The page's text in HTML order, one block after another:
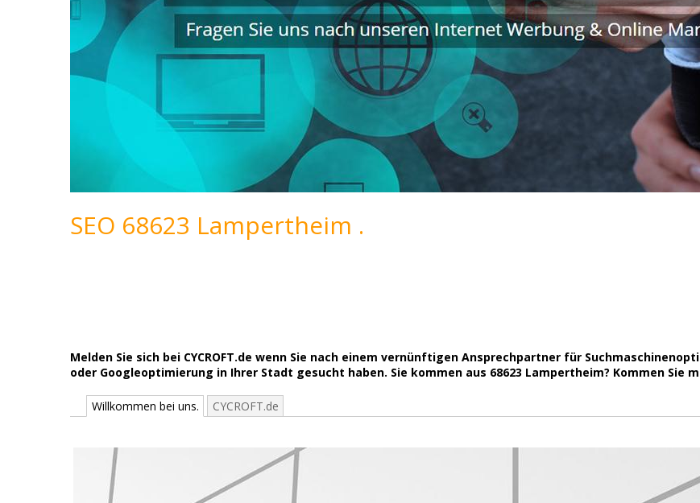
SEO 68623 Lampertheim .
Melden Sie sich bei CYCROFT.de wenn Sie nach einem vernünftigen Ansprechpartner für
oder Googleoptimierung in Ihrer Stadt gesucht haben. Sie kommen aus 68623 Lampertheim? Kommen Sie
Willkommen bei uns. CYCROFT.de